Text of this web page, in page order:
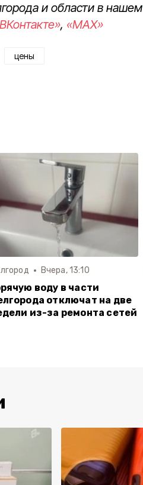
и области в нашем
, «MAX»
цены
Вчера, 13:10
воду в части
отключат на две
из-за ремонта сетей